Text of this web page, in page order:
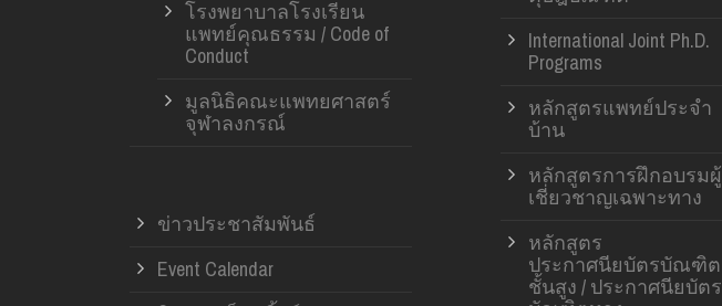
โรงพยาบาลโรงเรียน
แพทย์คุณธรรม / Code of
Conduct
มูลนิธิคณะแพทยศาสตร์
จุฬาลงกรณ์
ข่าวประชาสัมพันธ์
Event Calendar
International Joint Ph.D.
Programs
หลักสูตรแพทย์ประจำ
บ้าน
หลักสูตรการฝึกอบรมผู้
เชี่ยวชาญเฉพาะทาง
หลักสูตร
ประกาศนียบัตรบัณฑิต
ชั้นสูง / ประกาศนียบัตร